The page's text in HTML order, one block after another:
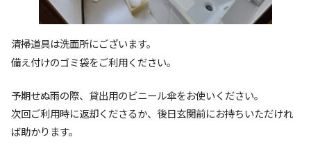
清掃道具は洗面所にございます。
備え付けのゴミ袋をご利用ください。
予期せぬ雨の際、貸出用のビニール傘をお使いください。
次回ご利用時に返却くださるか、後日玄関前にお持ちいただけれ
ば助かります。